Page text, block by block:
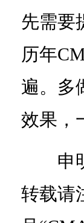
先需要
历年
遍。多
效果，
申明|
转载请